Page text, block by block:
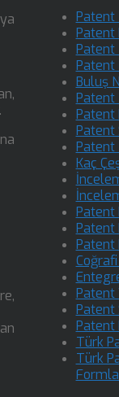
Patent
Patent
Patent
Patent
Buluş
Patent
Patent
Patent
Patent
Kaç
Patent
Patent
Patent
Patent
Patent
Patent
Türk
Türk